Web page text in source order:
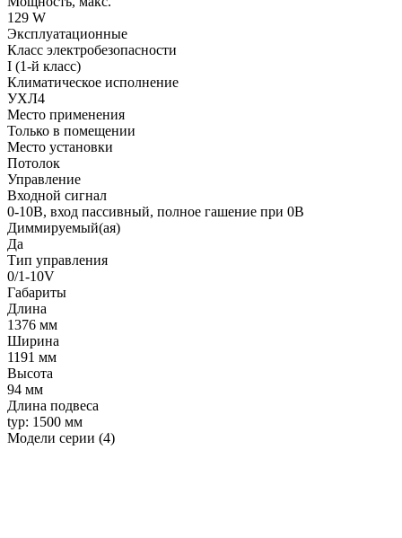
129 W
Эксплуатационные
Класс электробезопасности
I (1-й класс)
Климатическое исполнение
УХЛ4
Место применения
Только в помещении
Место установки
Потолок
Управление
Входной сигнал
0-10В, вход пассивный, полное гашение при 0В
Диммируемый(ая)
Да
Тип управления
0/1-10V
Габариты
Длина
1376 мм
Ширина
1191 мм
Высота
94 мм
Длина подвеса
typ: 1500 мм
Модели серии (4)